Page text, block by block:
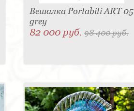
Вешалка Portabiti ART 05
grey
82 000 руб.98 400 руб.